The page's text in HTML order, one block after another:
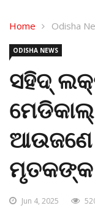
Home Odisha
ODISHA NEWS
ସହିଦ୍
ଆଉଜଣେ
ମୃତକଙ୍କ
Jun 4, 2025